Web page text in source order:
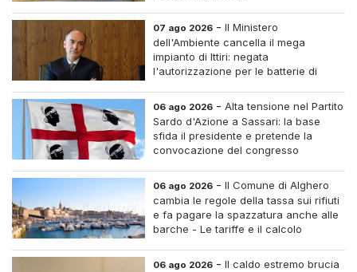
07 ago 2026 -Il Ministero
dell'Ambiente cancella il mega
impianto di Ittiri: negata
l'autorizzazione per le batterie di
06 ago 2026 -Alta tensione nel Partito
Sardo d'Azione a Sassari: la base
sfida il presidente e pretende la
convocazione del congresso
06 ago 2026 -Il Comune di Alghero
cambia le regole della tassa sui rifiuti
e fa pagare la spazzatura anche alle
barche - Le tariffe e il calcolo
06 ago 2026 -Il caldo estremo brucia